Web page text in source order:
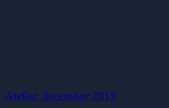
Atelier, december 2019